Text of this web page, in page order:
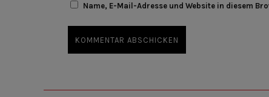
Name, E-Mail-Adresse und Website in diesem